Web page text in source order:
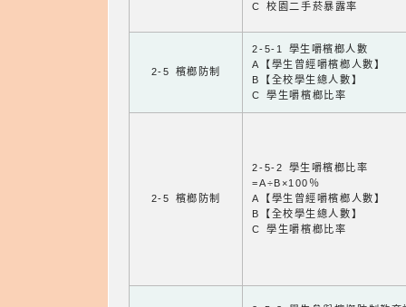
C 校園二手菸暴露率
2-5 檳榔防制
2-5-1 學生嚼檳榔人數
A【學生曾經嚼檳榔人數】
B【全校學生總人數】
C 學生嚼檳榔比率
2-5 檳榔防制
2-5-2 學生嚼檳榔比率
=A÷B×100％
A【學生曾經嚼檳榔人數】
B【全校學生總人數】
C 學生嚼檳榔比率